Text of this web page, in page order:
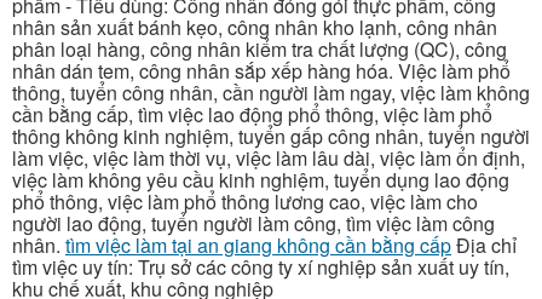
nhân sản xuất bánh kẹo, công nhân kho lạnh, công nhân
phân loại hàng, công nhân kiểm tra chất lượng (QC), công
nhân dán tem, công nhân sắp xếp hàng hóa. Việc làm phổ
thông, tuyển công nhân, cần người làm ngay, việc làm không
cần bằng cấp, tìm việc lao động phổ thông, việc làm phổ
thông không kinh nghiệm, tuyển gấp công nhân, tuyển người
làm việc, việc làm thời vụ, việc làm lâu dài, việc làm ổn định,
việc làm không yêu cầu kinh nghiệm, tuyển dụng lao động
phổ thông, việc làm phổ thông lương cao, việc làm cho
người lao động, tuyển người làm công, tìm việc làm công
nhân. tìm việc làm tại an giang không cần bằng cấpĐịa chỉ
tìm việc uy tín: Trụ sở các công ty xí nghiệp sản xuất uy tín,
khu chế xuất, khu công nghiệp